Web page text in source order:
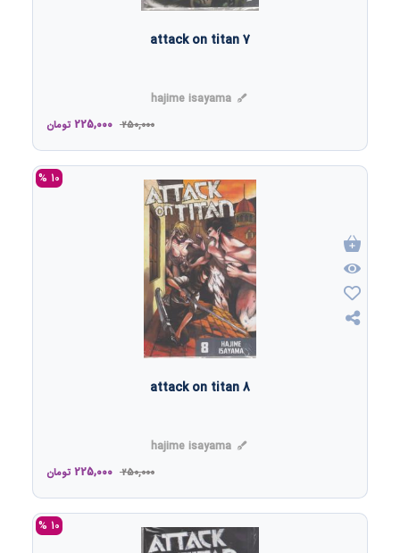
attack on titan 7
hajime isayama
250,000
225,000 تومان
10 %
attack on titan 8
hajime isayama
250,000
225,000 تومان
10 %